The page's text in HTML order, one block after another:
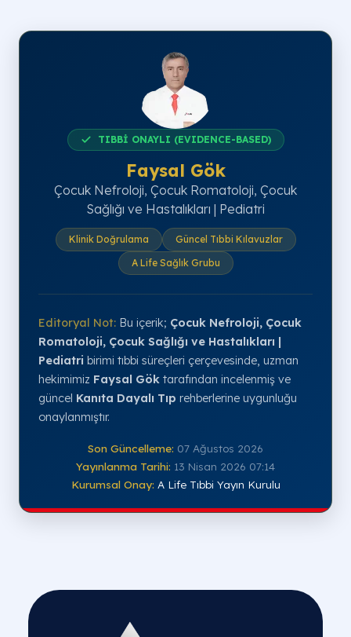
TIBBİ ONAYLI (EVIDENCE-BASED)
Faysal Gök
Çocuk Nefroloji, Çocuk Romatoloji, Çocuk
Sağlığı ve Hastalıkları | Pediatri
Klinik Doğrulama
Güncel Tıbbi Kılavuzlar
A Life Sağlık Grubu
Editoryal Not: Bu içerik; Çocuk Nefroloji, Çocuk
Romatoloji, Çocuk Sağlığı ve Hastalıkları |
Pediatri birimi tıbbi süreçleri çerçevesinde, uzman
hekimimiz Faysal Gök tarafından incelenmiş ve
güncel Kanıta Dayalı Tıp rehberlerine uygunluğu
onaylanmıştır.
Son Güncelleme: 07 Ağustos 2026
Yayınlanma Tarihi: 13 Nisan 2026 07:14
Kurumsal Onay: A Life Tıbbi Yayın Kurulu